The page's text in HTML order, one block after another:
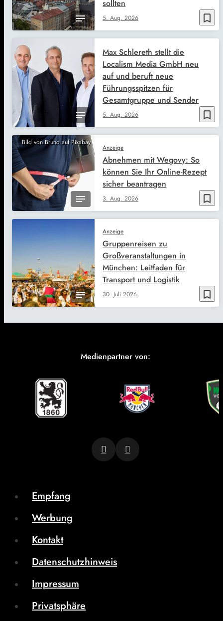
bookmark_border
5. Aug. 2026
sollten
bookmark_border
5. Aug. 2026
Max Schlereth stellt die
Localism Media GmbH neu
auf und beruft neue
Führungsspitzen für
Gesamtgruppe und Sender
Bild von Bruno auf Pixabay
bookmark_border
Anzeige
3. Aug. 2026
Abnehmen mit Wegovy: So
können Sie Ihr Online-Rezept
sicher beantragen
bookmark_border
Anzeige
30. Juli 2026
Gruppenreisen zu
Großveranstaltungen in
München: Leitfaden für
Transport und Logistik
Medienpartner von:
Empfang
Werbung
Kontakt
Datenschutzhinweis
Impressum
Privatsphäre